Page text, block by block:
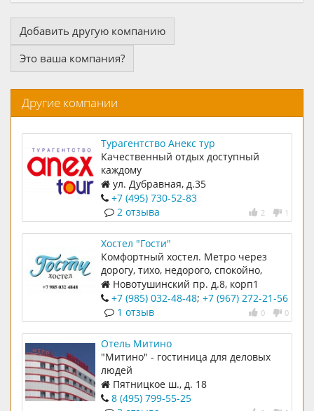
Добавить другую компанию
Это ваша компания?
Другие компании
Турагентство Анекс тур
Качественный отдых доступный
каждому
ул. Дубравная, д.35
+7 (495) 730-52-83
2 1
2 отзыва
Хостел "Гости"
Комфортный хостел. Метро через
дорогу, тихо, недорого, спокойно,
все для достойного проживания
Новотушинский пр. д.8, корп1
+7 (985) 032-48-48; +7 (967) 272-21-56
0 0
1 отзыв
Отель Митино
"Митино" - гостиница для деловых
людей
Пятницкое ш., д. 18
8 (495) 799-55-25